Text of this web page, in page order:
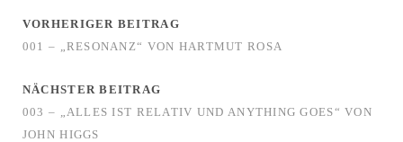
VORHERIGER BEITRAG
001 – „RESONANZ“ VON HARTMUT ROSA
NÄCHSTER BEITRAG
003 – „ALLES IST RELATIV UND ANYTHING GOES“ VON
JOHN HIGGS